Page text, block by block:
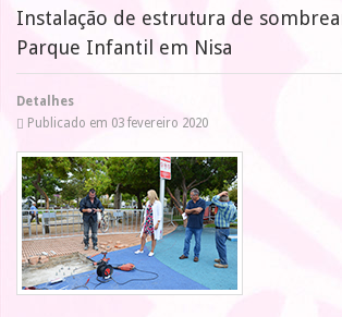
Instalação de estrutura de
Parque Infantil em Nisa
Detalhes
Publicado em 03 fevereiro 2020